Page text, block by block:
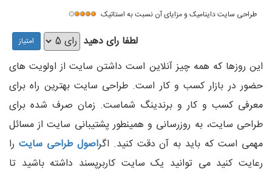
طراحی سایت داینامیک و مزایای آن نسبت به استاتیک
لطفا رای دهید
این روزها که همه چیز آنلاین است داشتن سایت از اولویت های
حضور در بازار کسب و کار است. طراحی سایت بهترین راه برای
معرفی کسب و کار و برندینگ شماست. زمان صرف شده برای
طراحی سایت، به روزرسانی و همینطور پشتیبانی سایت از مسائل
مهمی است که باید به آن دقت کنید. اگراصول طراحی سایت را
رعایت کنید می توانید یک سایت کاربرپسند داشته باشید تا